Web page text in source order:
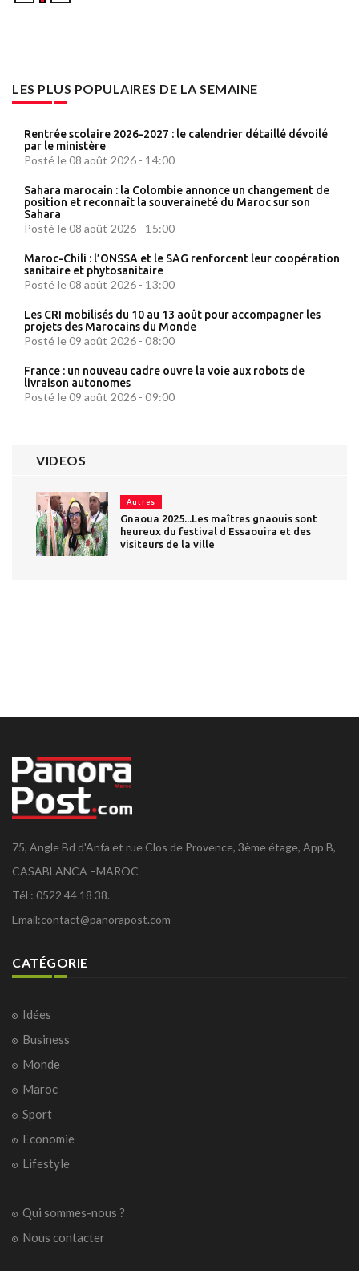
LES PLUS POPULAIRES DE LA SEMAINE
Rentrée scolaire 2026-2027 : le calendrier détaillé dévoilé
par le ministère
Posté le 08 août 2026 - 14:00
Sahara marocain : la Colombie annonce un changement de
position et reconnaît la souveraineté du Maroc sur son
Sahara
Posté le 08 août 2026 - 15:00
Maroc-Chili : l’ONSSA et le SAG renforcent leur coopération
sanitaire et phytosanitaire
Posté le 08 août 2026 - 13:00
Les CRI mobilisés du 10 au 13 août pour accompagner les
projets des Marocains du Monde
Posté le 09 août 2026 - 08:00
France : un nouveau cadre ouvre la voie aux robots de
livraison autonomes
Posté le 09 août 2026 - 09:00
VIDEOS
Autres
Gnaoua 2025...Les maîtres gnaouis sont
heureux du festival d Essaouira et des
visiteurs de la ville
75, Angle Bd d'Anfa et rue Clos de Provence, 3ème étage, App B,
CASABLANCA –MAROC
Tél : 0522 44 18 38.
Email:contact@panorapost.com
CATÉGORIE
Idées
Business
Monde
Maroc
Sport
Economie
Lifestyle
Qui sommes-nous ?
Nous contacter